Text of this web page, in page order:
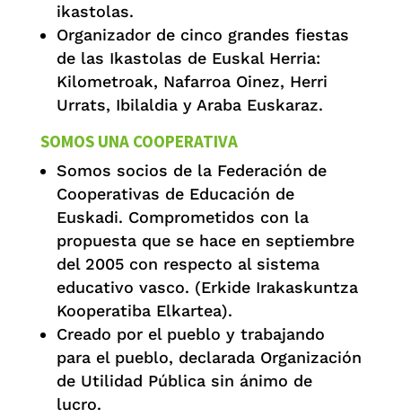
ikastolas.
Organizador de cinco grandes fiestas
de las Ikastolas de Euskal Herria:
Kilometroak, Nafarroa Oinez, Herri
Urrats, Ibilaldia y Araba Euskaraz.
SOMOS UNA COOPERATIVA
Somos socios de la Federación de
Cooperativas de Educación de
Euskadi. Comprometidos con la
propuesta que se hace en septiembre
del 2005 con respecto al sistema
educativo vasco. (Erkide Irakaskuntza
Kooperatiba Elkartea).
Creado por el pueblo y trabajando
para el pueblo, declarada Organización
de Utilidad Pública sin ánimo de
lucro.